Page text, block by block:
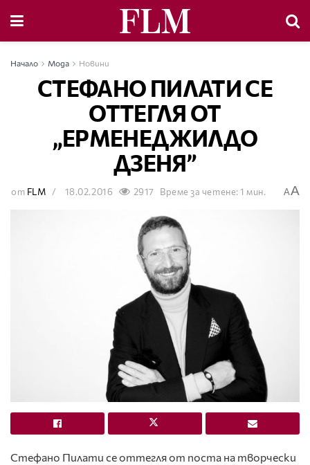
Начало Мода Новини
СТЕФАНО ПИЛАТИ СЕ
ОТТЕГЛЯ ОТ
„ЕРМЕНЕДЖИЛДО
ДЗЕНЯ”
от FLM 18.02.2016 2917 Време за четене: 1 мин. AA
Стефано Пилати се оттегля от поста на творчески